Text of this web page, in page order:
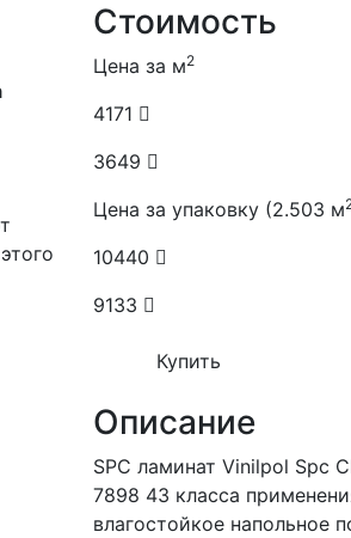
Стоимость
Цена за м2
4171
3649
Цена за упаковку (2.503 м
10440
9133
Купить
Описание
SPC ламинат Vinilpol Spc
7898 43 класса
влагостойкое напольное